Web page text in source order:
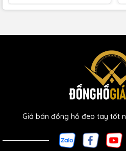
Giá bán đồng hồ đeo tay tốt